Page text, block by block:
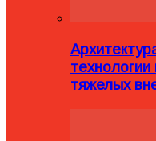
тяжелых